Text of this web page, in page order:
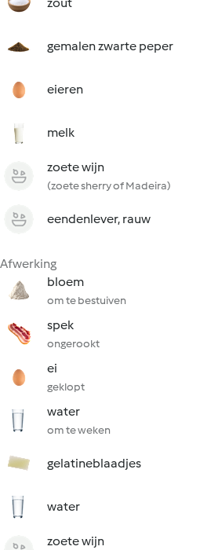
gemalen zwarte peper
eieren
melk
zoete wijn
(zoete sherry of Madeira)
eendenlever, rauw
Afwerking
bloem
om te bestuiven
spek
ongerookt
ei
geklopt
water
om te weken
gelatineblaadjes
water
zoete wijn